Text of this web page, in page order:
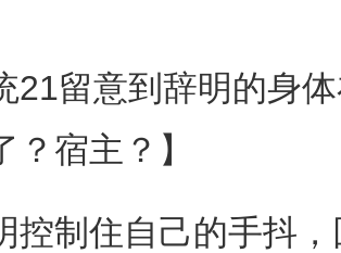
留意到辞明的身体
？宿主？】
制住自己的手抖，